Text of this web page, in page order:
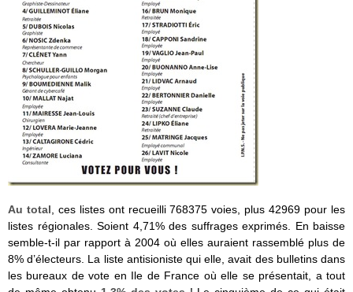
Au total , ces listes ont recueilli 768375 voies, plus 42969 pour les
listes régionales. Soient 4,71% des suffrages exprimés. En baisse
semble-t-il par rapport à 2004 où elles auraient rassemblé plus de
8% d’électeurs. La liste antisioniste qui elle, avait des bulletins dans
les bureaux de vote en Ile de France où elle se présentait, a tout